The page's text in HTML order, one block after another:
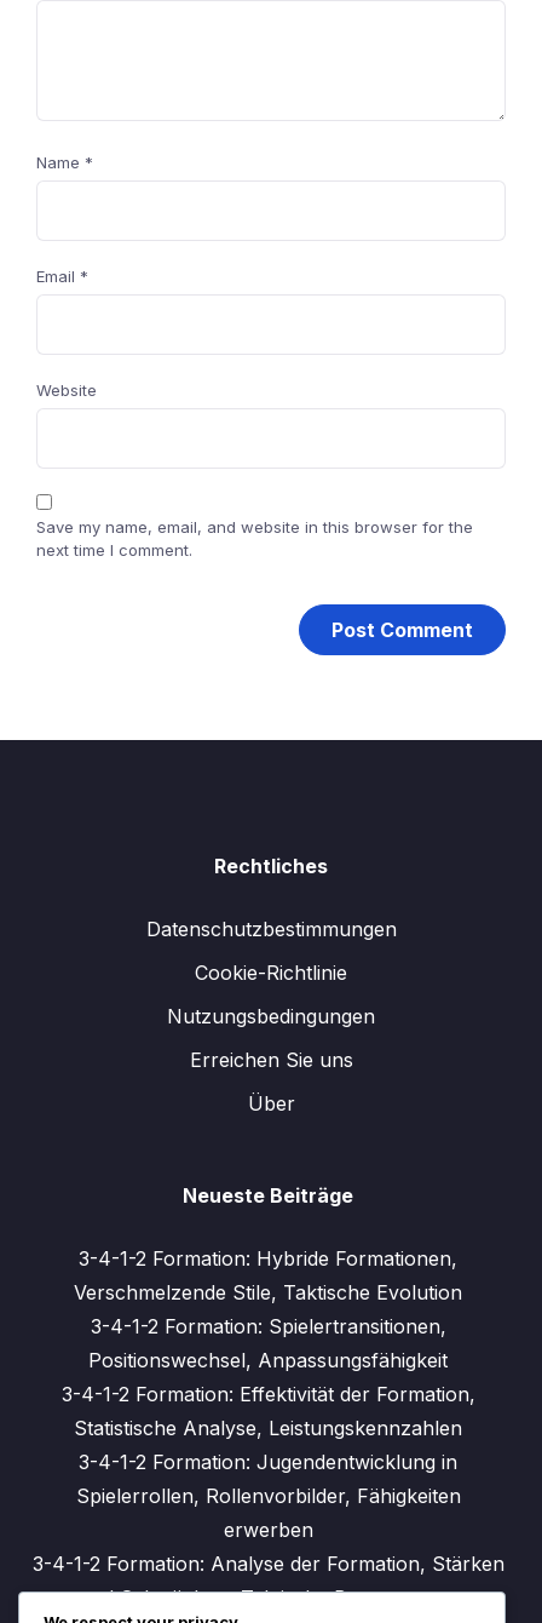
Name *
Email *
Website
Save my name, email, and website in this browser for the
next time I comment.
Rechtliches
Datenschutzbestimmungen
Cookie-Richtlinie
Nutzungsbedingungen
Erreichen Sie uns
Über
Neueste Beiträge
3-4-1-2 Formation: Hybride Formationen,
Verschmelzende Stile, Taktische Evolution
3-4-1-2 Formation: Spielertransitionen,
Positionswechsel, Anpassungsfähigkeit
3-4-1-2 Formation: Effektivität der Formation,
Statistische Analyse, Leistungskennzahlen
3-4-1-2 Formation: Jugendentwicklung in
Spielerrollen, Rollenvorbilder, Fähigkeiten
erwerben
3-4-1-2 Formation: Analyse der Formation, Stärken
und Schwächen, Taktische Bewertungen